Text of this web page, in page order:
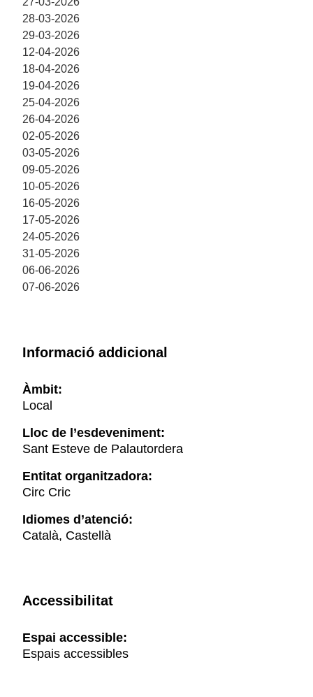
28-03-2026
29-03-2026
12-04-2026
18-04-2026
19-04-2026
25-04-2026
26-04-2026
02-05-2026
03-05-2026
09-05-2026
10-05-2026
16-05-2026
17-05-2026
24-05-2026
31-05-2026
06-06-2026
07-06-2026
Informació addicional
Àmbit:
Local
Lloc de l’esdeveniment:
Sant Esteve de Palautordera
Entitat organitzadora:
Circ Cric
Idiomes d’atenció:
Català, Castellà
Accessibilitat
Espai accessible:
Espais accessibles